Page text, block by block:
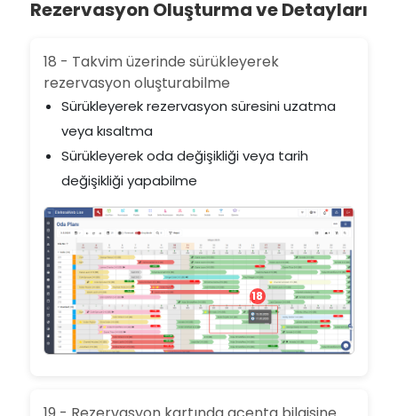
Rezervasyon Oluşturma ve Detayları
18 - Takvim üzerinde sürükleyerek
rezervasyon oluşturabilme
Sürükleyerek rezervasyon süresini uzatma
veya kısaltma
Sürükleyerek oda değişikliği veya tarih
değişikliği yapabilme
18